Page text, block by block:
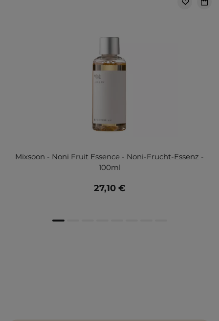
Mixsoon - Noni Fruit Essence - Noni-Frucht-Essenz -
100ml
27,10 €